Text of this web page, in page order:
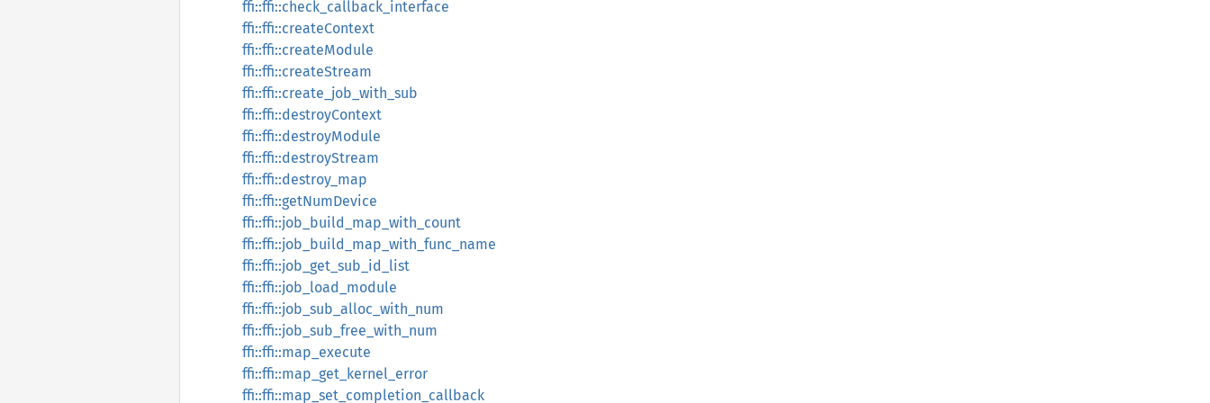
ffi::ffi::check_callback_interface
ffi::ffi::createContext
ffi::ffi::createModule
ffi::ffi::createStream
ffi::ffi::create_job_with_sub
ffi::ffi::destroyContext
ffi::ffi::destroyModule
ffi::ffi::destroyStream
ffi::ffi::destroy_map
ffi::ffi::getNumDevice
ffi::ffi::job_build_map_with_count
ffi::ffi::job_build_map_with_func_name
ffi::ffi::job_get_sub_id_list
ffi::ffi::job_load_module
ffi::ffi::job_sub_alloc_with_num
ffi::ffi::job_sub_free_with_num
ffi::ffi::map_execute
ffi::ffi::map_get_kernel_error
ffi::ffi::map_set_completion_callback